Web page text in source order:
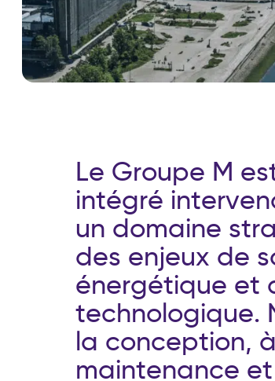
Le Groupe M es
intégré interven
un domaine stra
des enjeux de s
énergétique et
technol ogique.
a conception, à
maintenance et